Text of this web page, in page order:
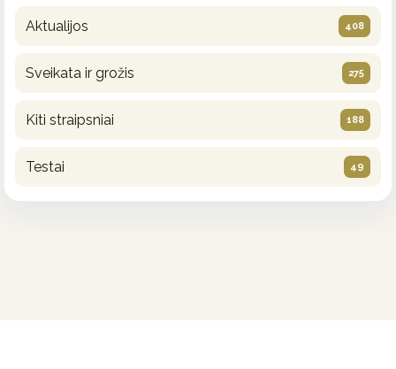
Aktualijos 408
Sveikata ir grožis 275
Kiti straipsniai 188
Testai 49